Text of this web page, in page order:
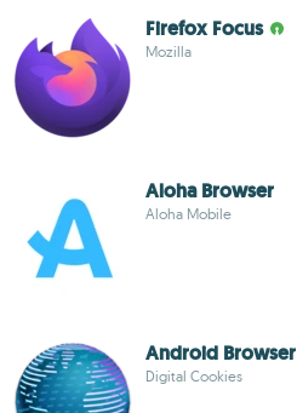
Firefox Focus
Mozilla
Aloha Browser
Aloha Mobile
Android Browser
Digital Cookies